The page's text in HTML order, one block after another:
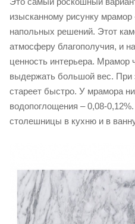
изысканному рисунку
напольных решений. Этот
атмосферу благополучия, и
ценность интерьера. Мрамор
выдержать большой вес. При
стареет быстро. У мрамора
водопоглощения – 0,08-
столешницы в кухню и в